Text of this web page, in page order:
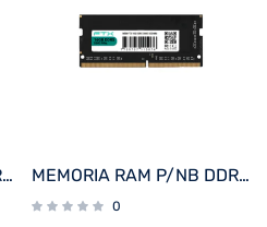
MEMORIA RAM P/NB DDR5 32GB 5600 FTX 115083 MEMORIA RAM P/NB DDR5 16GB 5600 FTX 115076
0